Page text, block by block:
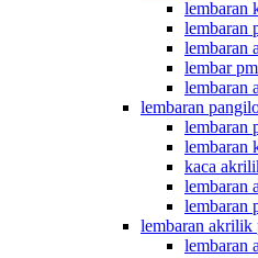
lembaran
lembaran
lembaran
lembar
lembaran
lembaran
lembaran
lembaran
kaca
lembaran
lembaran
lembaran akrilik
lembaran